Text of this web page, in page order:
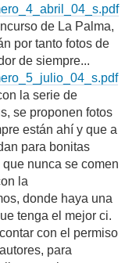
de La Palma,
por tanto fotos de
de siempre...
la serie de
se proponen fotos
están ahí y que a
para bonitas
nunca se comen
la
donde haya una
tenga el mejor ci.
con el permiso
para